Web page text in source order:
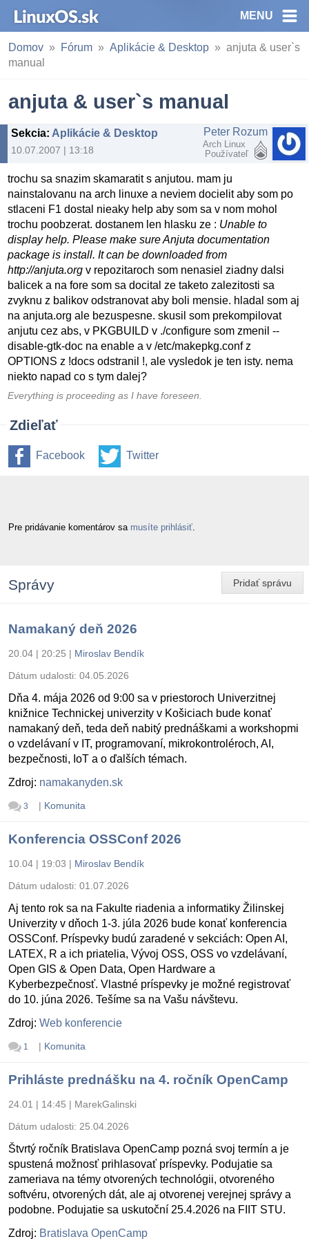
MENU
Domov Fórum Aplikácie & Desktop
anjuta & user`s
manual
anjuta & user`s manual
Sekcia: Aplikácie & Desktop
10.07.2007 | 13:18
Peter Rozum
Arch Linux
Používateľ
trochu sa snazim skamaratit s anjutou. mam ju
nainstalovanu na arch linuxe a neviem docielit aby som po
stlaceni F1 dostal nieaky help aby som sa v nom mohol
trochu poobzerat. dostanem len hlasku ze : Unable to
display help. Please make sure Anjuta documentation
package is install. It can be downloaded from
http://anjuta.org v repozitaroch som nenasiel ziadny dalsi
balicek a na fore som sa docital ze taketo zalezitosti sa
zvyknu z balikov odstranovat aby boli mensie. hladal som aj
na anjuta.org ale bezuspesne. skusil som prekompilovat
anjutu cez abs, v PKGBUILD v ./configure som zmenil --
disable-gtk-doc na enable a v /etc/makepkg.conf z
OPTIONS z !docs odstranil !, ale vysledok je ten isty. nema
niekto napad co s tym dalej?
Everything is proceeding as I have foreseen.
Zdieľať
Facebook Twitter
Pre pridávanie komentárov sa musíte prihlásiť
Pridať správu
Správy
Namakaný deň 2026
20.04 | 20:25 | Miroslav Bendík
Dátum udalosti: 04.05.2026
Dňa 4. mája 2026 od 9:00 sa v priestoroch Univerzitnej
knižnice Technickej univerzity v Košiciach bude konať
namakaný deň, teda deň nabitý prednáškami a workshopmi
o vzdelávaní v IT, programovaní, mikrokontroléroch, AI,
bezpečnosti, IoT a o ďalších témach.
Zdroj: namakanyden.sk
3 | Komunita
Konferencia OSSConf 2026
10.04 | 19:03 | Miroslav Bendík
Dátum udalosti: 01.07.2026
Aj tento rok sa na Fakulte riadenia a informatiky Žilinskej
Univerzity v dňoch 1-3. júla 2026 bude konať konferencia
OSSConf. Príspevky budú zaradené v sekciách: Open AI,
LATEX, R a ich priatelia, Vývoj OSS, OSS vo vzdelávaní,
Open GIS & Open Data, Open Hardware a
Kyberbezpečnosť. Vlastné príspevky je možné registrovať
do 10. júna 2026. Tešíme sa na Vašu návštevu.
Zdroj: Web konferencie
1 | Komunita
Prihláste prednášku na 4. ročník OpenCamp
24.01 | 14:45 | MarekGalinski
Dátum udalosti: 25.04.2026
Štvrtý ročník Bratislava OpenCamp pozná svoj termín a je
spustená možnosť prihlasovať príspevky. Podujatie sa
zameriava na témy otvorených technológii, otvoreného
softvéru, otvorených dát, ale aj otvorenej verejnej správy a
podobne. Podujatie sa uskutoční 25.4.2026 na FIIT STU.
Zdroj: Bratislava OpenCamp